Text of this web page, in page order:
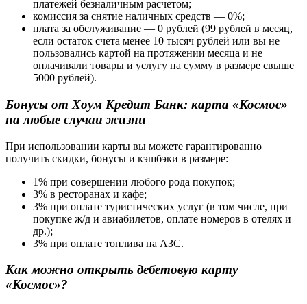
платежей безналичным расчетом;
комиссия за снятие наличных средств — 0%;
плата за обслуживание — 0 рублей (99 рублей в месяц,
если остаток счета менее 10 тысяч рублей или вы не
пользовались картой на протяжении месяца и не
оплачивали товары и услугу на сумму в размере свыше
5000 рублей).
Бонусы от Хоум Кредит Банк: карта «Космос»
на любые случаи жизни
При использовании карты вы можете гарантированно
получить скидки, бонусы и кэшбэки в размере:
1% при совершении любого рода покупок;
3% в ресторанах и кафе;
3% при оплате туристических услуг (в том числе, при
покупке ж/д и авиабилетов, оплате номеров в отелях и
др.);
3% при оплате топлива на АЗС.
Как можно открыть дебетовую карту
«Космос»?